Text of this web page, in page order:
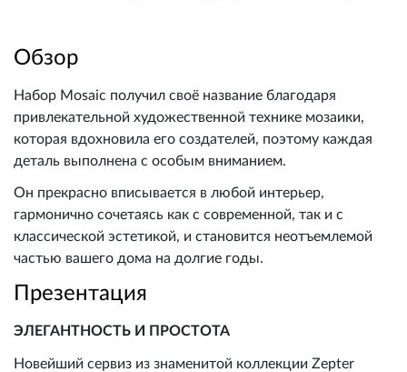
Обзор
Набор Mosaic получил своё название благодаря
привлекательной художественной технике мозаики,
которая вдохновила его создателей, поэтому каждая
деталь выполнена с особым вниманием.
Он прекрасно вписывается в любой интерьер,
гармонично сочетаясь как с современной, так и с
классической эстетикой, и становится неотъемлемой
частью вашего дома на долгие годы.
Презентация
ЭЛЕГАНТНОСТЬ И ПРОСТОТА
Новейший сервиз из знаменитой коллекции Zepter